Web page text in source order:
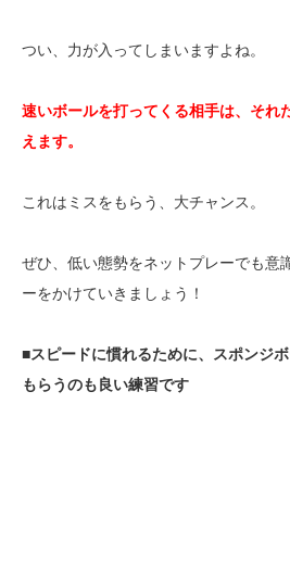
つい、力が入ってしまいますよね。
速いボールを打ってくる相手は、それ
えます。
これはミスをもらう、大チャンス。
ぜひ、低い態勢をネットプレーでも意
ーをかけていきましょう！
■スピードに慣れるために、スポンジ
もらうのも良い練習です